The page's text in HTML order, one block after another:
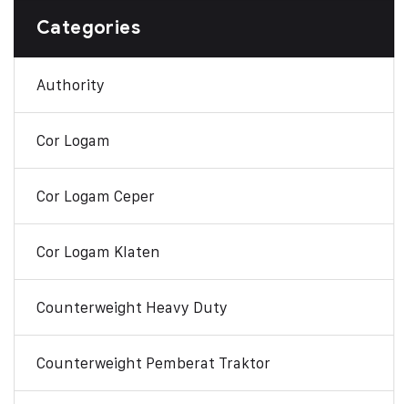
Categories
Authority
Cor Logam
Cor Logam Ceper
Cor Logam Klaten
Counterweight Heavy Duty
Counterweight Pemberat Traktor